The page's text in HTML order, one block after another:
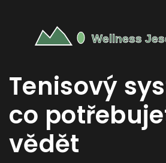
Tenisový
co
vědět